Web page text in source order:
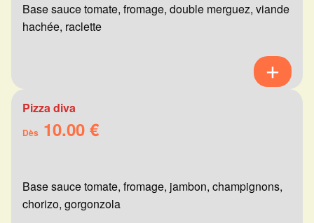
Base sauce tomate, fromage, double merguez, viande
hachée, raclette
Pizza diva
Dès 10.00 €
Base sauce tomate, fromage, jambon, champignons,
chorizo, gorgonzola